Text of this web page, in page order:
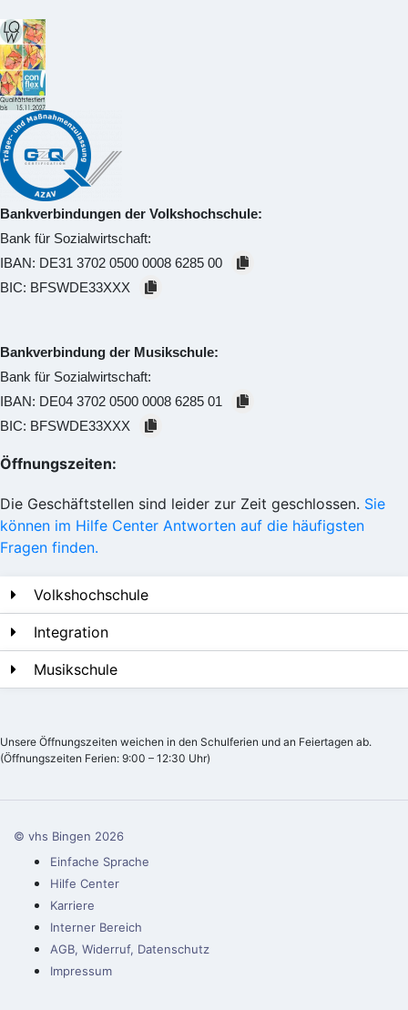
Bankverbindungen der Volkshochschule:
Bank für Sozialwirtschaft:
IBAN: DE31 3702 0500 0008 6285 00
BIC: BFSWDE33XXX
Bankverbindung der Musikschule:
Bank für Sozialwirtschaft:
IBAN: DE04 3702 0500 0008 6285 01
BIC: BFSWDE33XXX
Öffnungszeiten:
Die Geschäftstellen sind leider zur Zeit geschlossen. Sie
können im Hilfe Center Antworten auf die häufigsten
Fragen finden.
Volkshochschule
Integration
Musikschule
Unsere Öffnungszeiten weichen in den Schulferien und an Feiertagen ab.
(Öffnungszeiten Ferien: 9:00 – 12:30 Uhr)
© vhs Bingen 2026
Einfache Sprache
Hilfe Center
Karriere
Interner Bereich
AGB, Widerruf, Datenschutz
Impressum